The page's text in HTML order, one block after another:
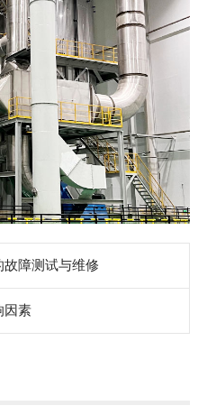
障测试与维修
因素